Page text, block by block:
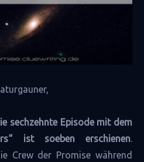
sechzehnte Episode mit dem
ist soeben erschienen.
Crew der Promise während